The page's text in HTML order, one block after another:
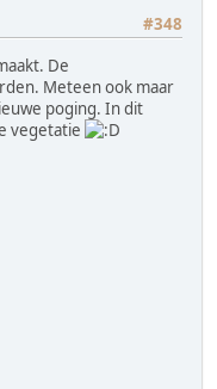
#348
De
Meteen ook maar
poging. In dit
vegetatie